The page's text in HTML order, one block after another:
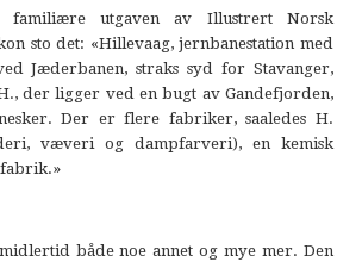
utgaven av Illustrert Norsk
sto det: «Hillevaag, jernbanestation med
Jæderbanen, straks syd for Stavanger,
der ligger ved en bugt av Gandefjorden,
Der er flere fabriker, saaledes H.
væveri og dampfarveri), en kemisk
både noe annet og mye mer. Den